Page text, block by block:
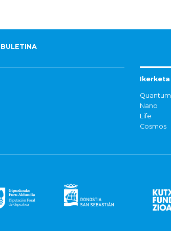
BULETINA
Ikerketa
Quantum
Nano
Life
Cosmos